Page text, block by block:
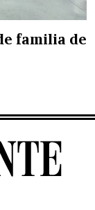
familia de